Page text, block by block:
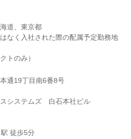
道、東京都
なく入社された際の配属予定勤務地
トのみ）
通19丁目南6番8号
システムズ 白石本社ビル
徒歩5分